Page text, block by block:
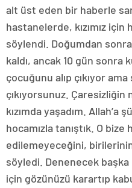
alt üst eden bir haberle
hastanelerde, kızımız için
söylendi. Doğumdan
kaldı, ancak 10 gün sonra
çocuğunu alıp çıkıyor
çıkıyorsunuz.
kızımda yaşadım.
hocamızla tanıştık. O
edilemeyeceğini,
söyledi. Denenecek
için gözünüzü karartıp